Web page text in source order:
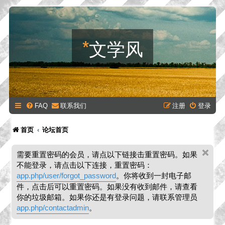
*文学风
FAQ 联系我们 登录
注册
首页 论坛首页
需要重置密码的会员，请点以下链接击重置密码。如果
不能登录，请点击以下连接，重置密码：
app.php/user/forgot_password 。你将收到一封电子邮
件，点击后可以重置密码。如果没有收到邮件，请查看
你的垃圾邮箱。如果你还是有登录问题，请联系管理员
app.php/contactadmin。